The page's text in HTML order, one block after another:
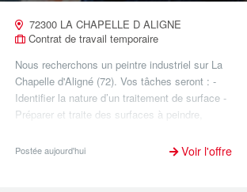
72300 LA CHAPELLE D ALIGNE
Contrat de travail temporaire
Nous recherchons un peintre industriel sur La
Chapelle d'Aligné (72). Vos tâches seront : -
Identifier la nature d’un traitement de surface -
Préparer et traite des surfaces à peindre,
Postée aujourd'hui Voir l'offre